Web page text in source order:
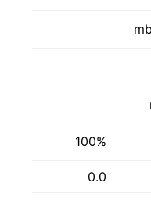
100%
0.0